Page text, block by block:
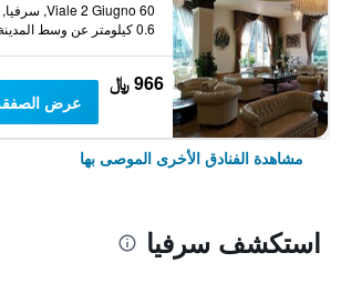
0.6 كيلومتر عن وسط المدينة
966 ﷼
عرض
مشاهدة الفنادق الأخرى الموصى بها
استكشف سرفيا